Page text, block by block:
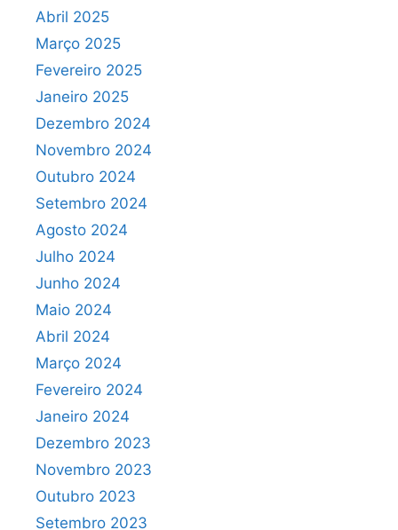
Abril 2025
Março 2025
Fevereiro 2025
Janeiro 2025
Dezembro 2024
Novembro 2024
Outubro 2024
Setembro 2024
Agosto 2024
Julho 2024
Junho 2024
Maio 2024
Abril 2024
Março 2024
Fevereiro 2024
Janeiro 2024
Dezembro 2023
Novembro 2023
Outubro 2023
Setembro 2023